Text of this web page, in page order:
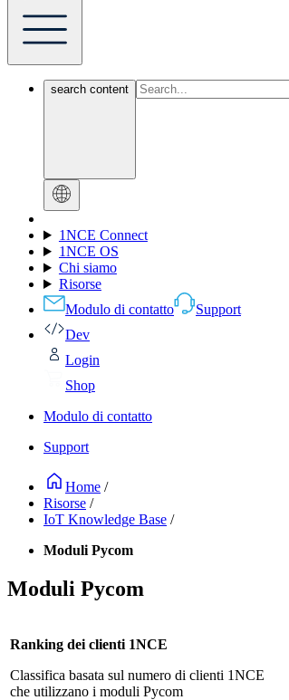
search content
1NCE Connect
1NCE OS
Chi siamo
Risorse
Modulo di contatto
Support
Dev
Login
Shop
Modulo di contatto
Support
Home /
Risorse /
IoT Knowledge Base /
Moduli Pycom
Moduli Pycom
Ranking dei clienti 1NCE
Classifica basata sul numero di clienti 1NCE
che utilizzano i moduli Pycom